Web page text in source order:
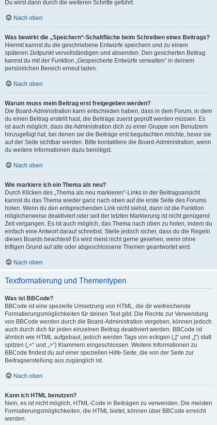
Du wirst dann durch die weiteren Schritte geführt.
Nach oben
Was bewirkt die „Speichern“-Schaltfläche beim Schreiben eines Beitrags?
Hiermit kannst du die geschriebene Entwürfe speichern und zu einem
späteren Zeitpunkt vervollständigen und absenden. Den gesicherten Beitrag
kannst du mit der Funktion „Gespeicherte Entwürfe verwalten“ in deinem
persönlichen Bereich erneut laden.
Nach oben
Warum muss mein Beitrag erst freigegeben werden?
Die Board-Administration kann entschieden haben, dass in dem Forum, in dem
du einen Beitrag erstellt hast, die Beiträge zuerst geprüft werden müssen. Es
ist auch möglich, dass die Administration dich zu einer Gruppe von Benutzern
hinzugefügt hat, bei denen sie die Beiträge erst begutachten möchte, bevor sie
auf der Seite sichtbar werden. Bitte kontaktiere die Board-Administration, wenn
du weitere Informationen dazu benötigst.
Nach oben
Wie markiere ich ein Thema als neu?
Durch Klicken des „Thema als neu markieren“-Links in der Beitragsansicht
kannst du das Thema wieder ganz nach oben auf die erste Seite des Forums
holen. Wenn du den entsprechenden Link nicht siehst, dann ist die Funktion
möglicherweise deaktiviert oder seit der letzten Markierung ist nicht genügend
Zeit vergangen. Es ist auch möglich, das Thema nach oben zu holen, indem du
einfach eine Antwort darauf schreibst. Stelle jedoch sicher, dass du die Regeln
dieses Boards beachtest! Es wird meist nicht gerne gesehen, wenn ohne
triftigen Grund auf alte oder abgeschlossene Themen geantwortet wird.
Nach oben
Textformatierung und Thementypen
Was ist BBCode?
BBCode ist eine spezielle Umsetzung von HTML, die dir weitreichende
Formatierungsmöglichkeiten für deinen Text gibt. Die Rechte zur Verwendung
von BBCode werden durch die Board-Administration vergeben, können jedoch
auch durch dich für jeden einzelnen Beitrag deaktiviert werden. BBCode ist
ähnlich wie HTML aufgebaut, jedoch werden Tags von eckigen („[“ und „]“) statt
spitzen („<“ und „>“) Klammern eingeschlossen. Weitere Informationen zu
BBCode findest du auf einer speziellen Hilfe-Seite, die von der Seite zur
Beitragserstellung aus zugänglich ist.
Nach oben
Kann ich HTML benutzen?
Nein, es ist nicht möglich, HTML-Code in Beiträgen zu verwenden. Die meisten
Formatierungsmöglichkeiten, die HTML bietet, können über BBCode erreicht
werden.